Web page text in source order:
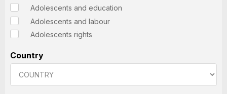
Adolescents and education
Adolescents and labour
Adolescents rights
Country